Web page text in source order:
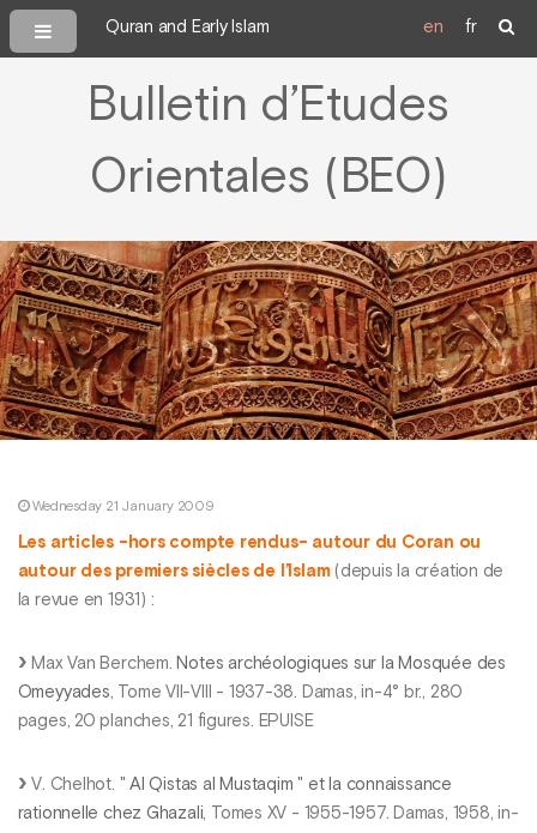
Quran and Early Islam en fr
Bulletin d’Etudes
Orientales (BEO)
Wednesday 21 January 2009
Les articles -hors compte rendus- autour du Coran ou
autour des premiers siècles de l’Islam(depuis la création de
la revue en 1931) :
Max Van Berchem. Notes archéologiques sur la Mosquée des
Omeyyades, Tome VII-VIII - 1937-38. Damas, in-4° br., 280
pages, 20 planches, 21 figures. EPUISE
V. Chelhot. " Al Qistas al Mustaqim " et la connaissance
rationnelle chez Ghazali, Tomes XV - 1955-1957. Damas, 1958, in-